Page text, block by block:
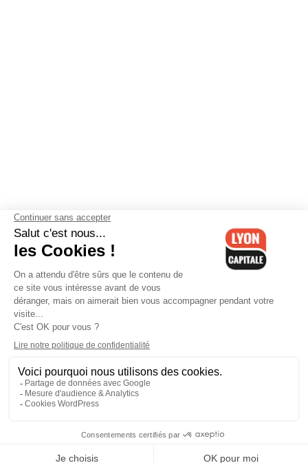
Contactez-nous-Mentions légales-CGV-Politique de
confidentialité-Gestion des cookies
Cedex 06